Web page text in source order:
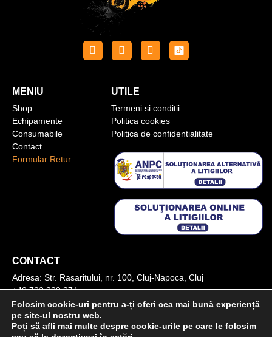
MENIU
Shop
Echipamente
Consumabile
Contact
Formular Retur
UTILE
Termeni si conditii
Politica cookies
Politica de confidentialitate
CONTACT
Adresa: Str. Rasaritului, nr. 100, Cluj-Napoca, Cluj
+40 722 329 274
contact@transylvaniaenduro.ro
Folosim cookie-uri pentru a-ți oferi cea mai bună experiență
pe site-ul nostru web.
Poți să afli mai multe despre cookie-urile pe care le folosim